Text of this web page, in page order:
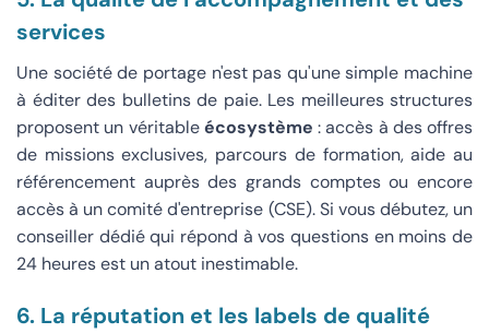
services
Une société de portage n'est pas qu'une simple machine
à éditer des bulletins de paie. Les meilleures structures
proposent un véritableécosystème : accès à des offres
de missions exclusives, parcours de formation, aide au
référencement auprès des grands comptes ou encore
accès à un comité d'entreprise (CSE). Si vous débutez, un
conseiller dédié qui répond à vos questions en moins de
24 heures est un atout inestimable.
6. La réputation et les labels de qualité